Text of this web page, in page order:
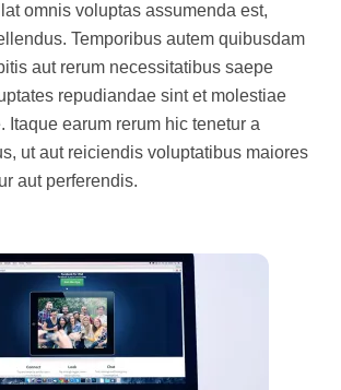
omnis voluptas assumenda est,
Temporibus autem quibusdam
aut rerum necessitatibus saepe
repudiandae sint et molestiae
Itaque earum rerum hic tenetur a
ut aut reiciendis voluptatibus maiores
aut perferendis.